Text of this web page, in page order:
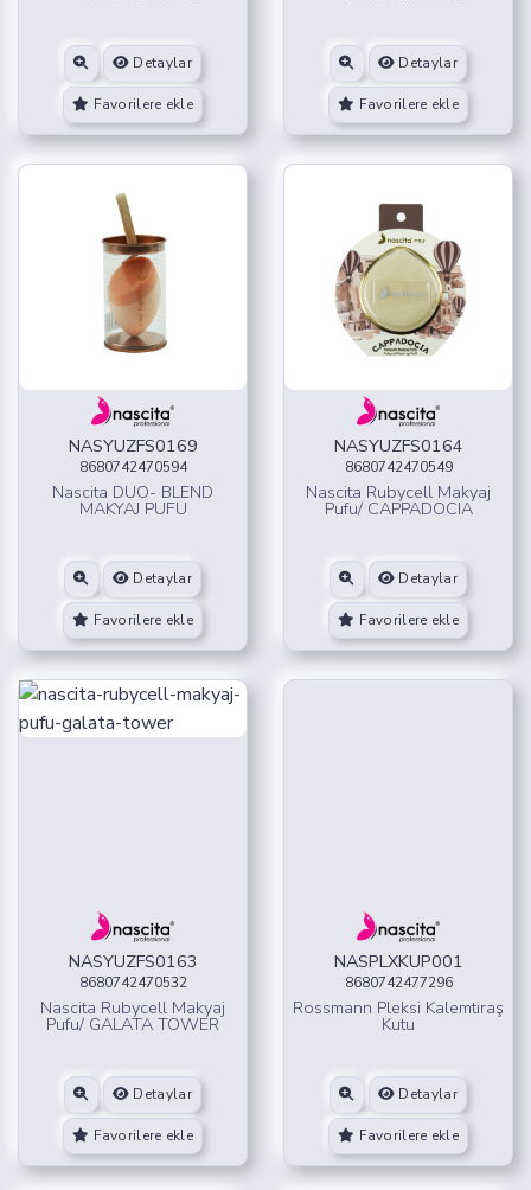
Detaylar
Favorilere ekle
Detaylar
Favorilere ekle
NASYUZFS0169
8680742470594
Nascita DUO- BLEND
MAKYAJ PUFU
Detaylar
Favorilere ekle
NASYUZFS0164
8680742470549
Nascita Rubycell Makyaj
Pufu/ CAPPADOCIA
Detaylar
Favorilere ekle
NASYUZFS0163
8680742470532
Nascita Rubycell Makyaj
Pufu/ GALATA TOWER
Detaylar
Favorilere ekle
NASPLXKUP001
8680742477296
Rossmann Pleksi Kalemtıraş
Kutu
Detaylar
Favorilere ekle